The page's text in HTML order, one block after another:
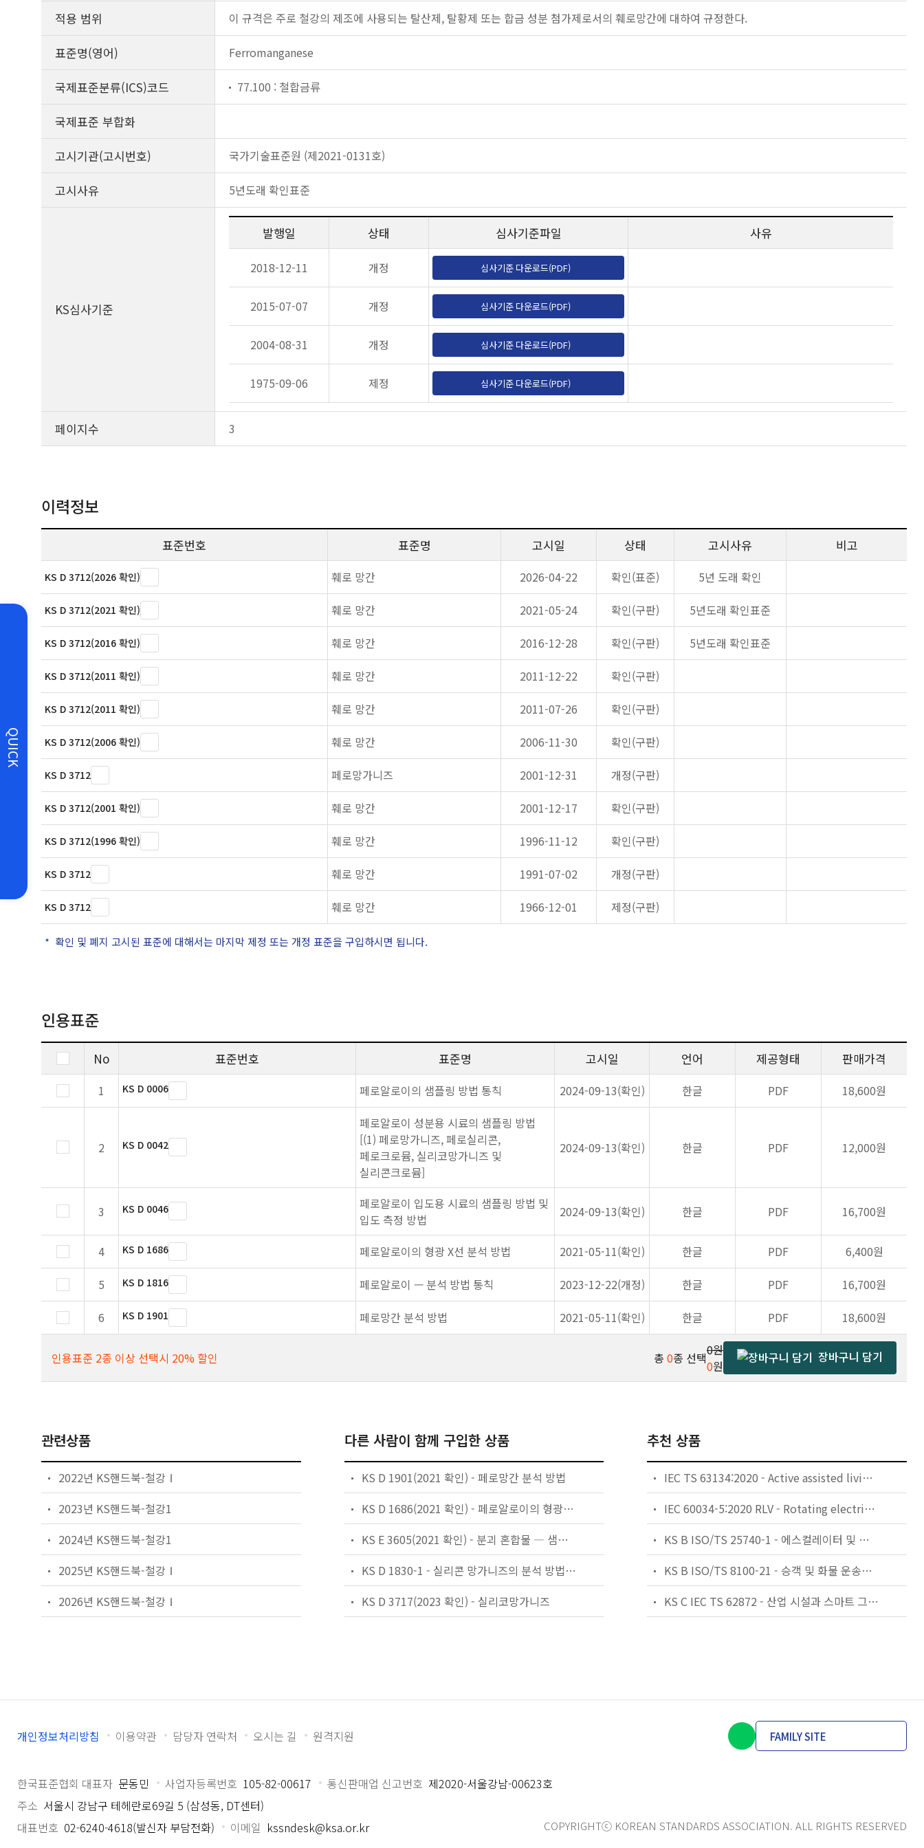
QUICK
적용 범위 이 규격은 주로 철강의 제조에 사용되는 탈산제, 탈황제 또는 합금 성분 첨가제로서의 훼로망간에 대하여 규정한다.
표준명(영어) Ferromanganese
국제표준분류(ICS)코드 77.100 : 철합금류
국제표준 부합화
고시기관(고시번호)
국가기술표준원 (제2021-0131호)
고시사유 5년도래 확인표준
KS심사기준
발행일 상태 심사기준파일 사유
2018-12-11 개정 심사기준 다운로드(PDF)
2015-07-07 개정 심사기준 다운로드(PDF)
2004-08-31 개정 심사기준 다운로드(PDF)
1975-09-06 제정 심사기준 다운로드(PDF)
페이지수 3
이력정보
표준번호 표준명 고시일 상태 고시사유 비고
KS D 3712(2026 확인) 훼로 망간 2026-04-22 확인(표준) 5년 도래 확인
KS D 3712(2021 확인) 훼로 망간 2021-05-24 확인(구판) 5년도래 확인표준
KS D 3712(2016 확인) 훼로 망간 2016-12-28 확인(구판) 5년도래 확인표준
KS D 3712(2011 확인) 훼로 망간 2011-12-22 확인(구판)
KS D 3712(2011 확인) 훼로 망간 2011-07-26 확인(구판)
KS D 3712(2006 확인) 훼로 망간 2006-11-30 확인(구판)
KS D 3712 페로망가니즈 2001-12-31 개정(구판)
KS D 3712(2001 확인) 훼로 망간 2001-12-17 확인(구판)
KS D 3712(1996 확인) 훼로 망간 1996-11-12 확인(구판)
KS D 3712 훼로 망간 1991-07-02 개정(구판)
KS D 3712 훼로 망간 1966-12-01 제정(구판)
확인 및 폐지 고시된 표준에 대해서는 마지막 제정 또는 개정 표준을 구입하시면 됩니다.
인용표준
No 표준번호 표준명 고시일 언어 제공형태 판매가격
1 KS D 0006 페로알로이의 샘플링 방법 통칙 2024-09-13(확인) 한글 PDF 18,600원
2 KS D 0042
페로알로이 성분용 시료의 샘플링 방법
[(1) 페로망가니즈, 페로실리콘,
페로크로뮴, 실리코망가니즈 및
실리콘크로뮴]
2024-09-13(확인) 한글 PDF 12,000원
3 KS D 0046
페로알로이 입도용 시료의 샘플링 방법 및
입도 측정 방법
2024-09-13(확인) 한글 PDF 16,700원
4 KS D 1686 페로알로이의 형광 X선 분석 방법 2021-05-11(확인) 한글 PDF
6,400원
5
KS D 1816 페로알로이 — 분석 방법 통칙 2023-12-22(개정) 한글 PDF
16,700원
6
KS D 1901 페로망간 분석 방법 2021-05-11(확인) 한글 PDF 18,600원
인용표준 2종 이상 선택시 20% 할인 총 0종 선택0원
0원
장바구니 담기
관련상품
2022년 KS핸드북-철강Ⅰ
2023년 KS핸드북-철강1
2024년 KS핸드북-철강1
2025년 KS핸드북-철강Ⅰ
2026년 KS핸드북-철강Ⅰ
다른 사람이 함께 구입한 상품
KS D 1901(2021 확인) - 페로망간 분석 방법
KS D 1686(2021 확인) - 페로알로이의 형광 X선 분석 방법
KS E 3605(2021 확인) - 분괴 혼합물 ― 샘플링 방법 통칙
KS D 1830-1 - 실리콘 망가니즈의 분석 방법 —제1부: 망가니즈 정량 방법
KS D 3717(2023 확인) - 실리코망가니즈
추천 상품
IEC TS 63134:2020 - Active assisted living (AAL) use cases
IEC 60034-5:2020 RLV - Rotating electrical machines - Part 5: Degrees of protection provided by the integral design of rotating electrical machines (IP code) - Classification
KS B ISO/TS 25740-1 - 에스컬레이터 및 무빙워크에 대한 안전요건 — 제1부: 세계공통 필수 안전요건(GESRs)
KS B ISO/TS 8100-21 - 승객 및 화물 운송용 엘리베이터 —제21부: 세계공통 필수안전요건(GESRs)을 충족하는 세계공통 안전 파라미터(GSPs)
KS C IEC TS 62872 - 산업 시설과 스마트 그리드 사이의 산업 공정 측정, 제어 및 자동화 시스템 인터페이스
개인정보처리방침 이용약관 담당자 연락처 오시는 길 원격지원 FAMILY SITE
한국표준협회 대표자 문동민 사업자등록번호 105-82-00617 통신판매업 신고번호 제2020-서울강남-00623호
주소 서울시 강남구 테헤란로69길 5 (삼성동, DT센터)
대표번호 02-6240-4618(발신자 부담전화) 이메일 kssndesk@ksa.or.kr COPYRIGHTⓒ KOREAN STANDARDS ASSOCIATION. ALL RIGHTS RESERVED